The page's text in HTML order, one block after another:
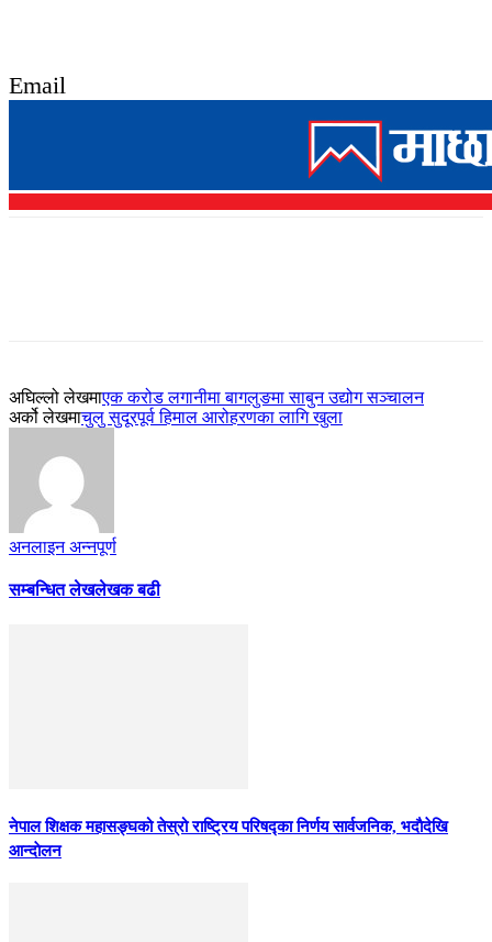
Email
अघिल्लो लेखमाएक करोड लगानीमा बागलुङमा साबुन उद्योग सञ्चालन
अर्को लेखमाचुलु सुदूरपूर्व हिमाल आरोहरणका लागि खुला
अनलाइन अन्नपूर्ण
सम्बन्धित लेखलेखक बढी
नेपाल शिक्षक महासङ्घको तेस्रो राष्ट्रिय परिषद्का निर्णय सार्वजनिक, भदाैदेखि
आन्दाेलन